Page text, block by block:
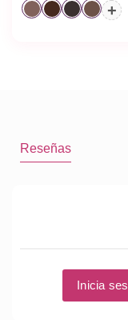
+
Reseñas
Inicia